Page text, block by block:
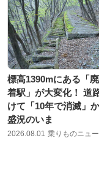
標高1390mにある「
着駅」が大変化！ 道
けて「10年で消滅」
盛況のいま
2026.08.01 乗りものニュ